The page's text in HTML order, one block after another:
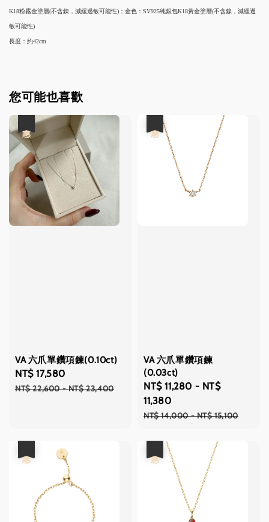
K18粉霧金塗層(不含鎳，減緩過敏可能性)；金色：SV925純銀包K18黃金塗層(不含鎳，減緩過
敏可能性)
長度：約42cm
您可能也喜歡
VA 六爪單鑽項鍊(0.10ct)
Sale
price
NT$ 17,580
price
NT$ 22,600-NT$ 23,400
VA 六爪單鑽項鍊
(0.03ct)
Sale
price
NT$ 11,280 - NT$
11,380
Regular
NT$ 14,000-NT$ 15,100